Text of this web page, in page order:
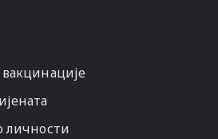
личности